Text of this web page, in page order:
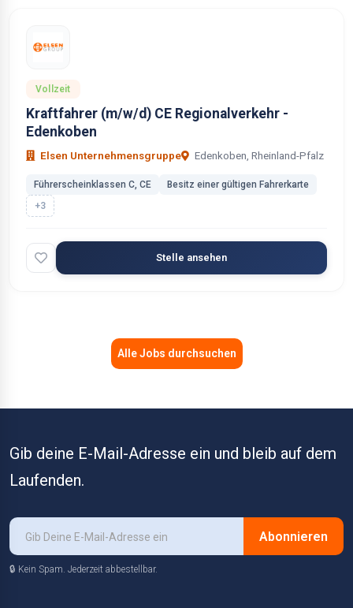
Vollzeit
Kraftfahrer (m/w/d) CE Regionalverkehr -
Edenkoben
Elsen Unternehmensgruppe Edenkoben, Rheinland-Pfalz
Führerscheinklassen C, CE
Besitz einer gültigen Fahrerkarte
+3
Stelle ansehen
Alle Jobs durchsuchen
Gib deine E-Mail-Adresse ein und bleib auf dem
Laufenden.
Abonnieren
🔒 Kein Spam. Jederzeit abbestellbar.